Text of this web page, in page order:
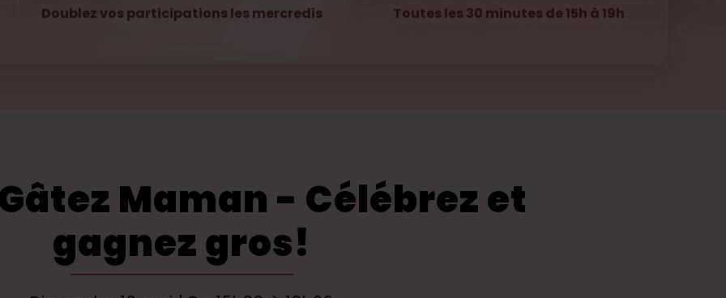
Doublez vos participations les mercredis Toutes les 30 minutes de 15h à 19h
Maman - Célébrez et
gagnez gros!